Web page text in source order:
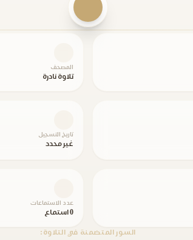
المصحف
تلاوة نادرة
تاريخ التسجيل
غير محدد
عدد الاستماعات
0 استماع
السور المتضمنة في التلاوة: